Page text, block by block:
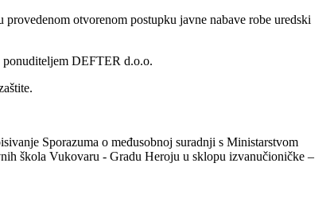
provedenom otvorenom postupku javne nabave robe uredski
ponuditeljem DEFTER d.o.o.
Sporazuma o međusobnoj suradnji s Ministarstvom
škola Vukovaru - Gradu Heroju u sklopu izvanučioničke –